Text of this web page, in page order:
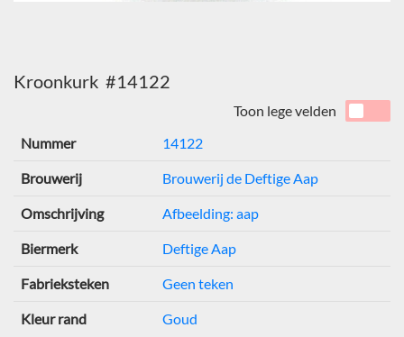
Kroonkurk #14122
Toon lege velden
Nummer
14122
Brouwerij Brouwerij de Deftige Aap
Omschrijving Afbeelding: aap
Biermerk Deftige Aap
Fabrieksteken Geen teken
Kleur rand Goud